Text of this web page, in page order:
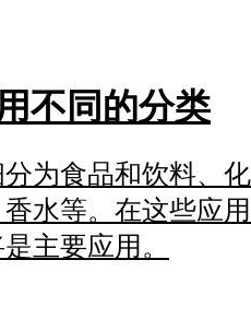
不同的分类
为食品和饮料、
水等。在这些应
主要应用。